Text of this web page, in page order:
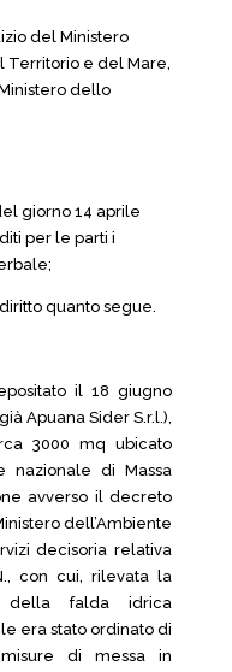
del Ministero
Territorio e del Mare,
dello
giorno 14 aprile
per le parti i
quanto segue.
il 18 giugno
Apuana Sider S.r.l.),
3000 mq ubicato
nazionale di Massa
avverso il decreto
dell’Ambiente
decisoria relativa
con cui, rilevata la
della falda idrica
era stato ordinato di
di messa in